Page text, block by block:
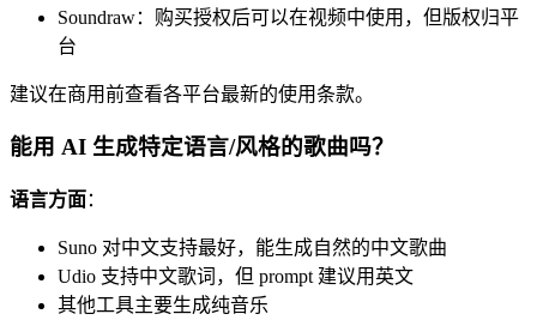
Soundraw：购买授权后可以在视频中使用，但版权归平
台
建议在商用前查看各平台最新的使用条款。
能用 AI 生成特定语言/风格的歌曲吗？
语言方面：
Suno 对中文支持最好，能生成自然的中文歌曲
Udio 支持中文歌词，但 prompt 建议用英文
其他工具主要生成纯音乐